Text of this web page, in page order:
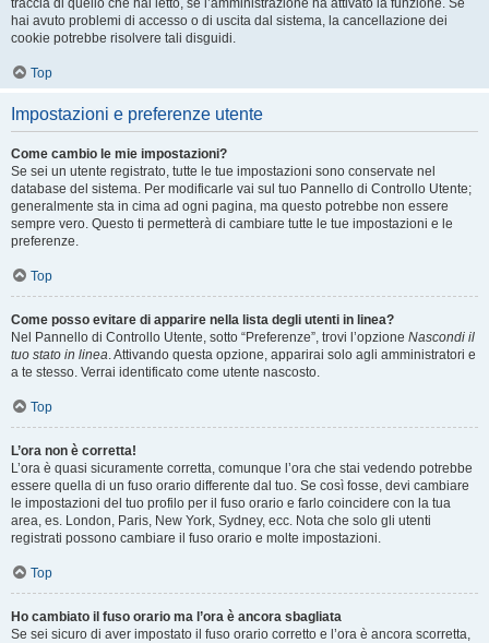
traccia di quello che hai letto, se l’amministrazione ha attivato la funzione. Se
hai avuto problemi di accesso o di uscita dal sistema, la cancellazione dei
cookie potrebbe risolvere tali disguidi.
Top
Impostazioni e preferenze utente
Come cambio le mie impostazioni?
Se sei un utente registrato, tutte le tue impostazioni sono conservate nel
database del sistema. Per modificarle vai sul tuo Pannello di Controllo Utente;
generalmente sta in cima ad ogni pagina, ma questo potrebbe non essere
sempre vero. Questo ti permetterà di cambiare tutte le tue impostazioni e le
preferenze.
Top
Come posso evitare di apparire nella lista degli utenti in linea?
Nel Pannello di Controllo Utente, sotto “Preferenze”, trovi l’opzione Nascondi il
tuo stato in linea. Attivando questa opzione, apparirai solo agli amministratori e
a te stesso. Verrai identificato come utente nascosto.
Top
L’ora non è corretta!
L’ora è quasi sicuramente corretta, comunque l’ora che stai vedendo potrebbe
essere quella di un fuso orario differente dal tuo. Se così fosse, devi cambiare
le impostazioni del tuo profilo per il fuso orario e farlo coincidere con la tua
area, es. London, Paris, New York, Sydney, ecc. Nota che solo gli utenti
registrati possono cambiare il fuso orario e molte impostazioni.
Top
Ho cambiato il fuso orario ma l’ora è ancora sbagliata
Se sei sicuro di aver impostato il fuso orario corretto e l’ora è ancora scorretta,